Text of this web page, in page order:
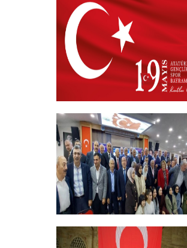
Hayırlı Bayramlar
+
19 MAYIS 2026
+
ERZİNCANLILAR EKEV’İN
GELENEKSEL İFTAR YEMEĞİNDE